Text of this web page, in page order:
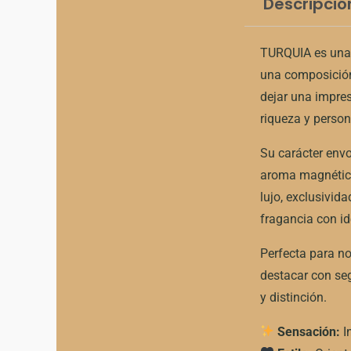
TURQUIA es
una
dejar una
riqueza y
Su carácter
aroma
lujo,
fragancia con
Perfecta para
destacar con
y distinción.
Sensación: